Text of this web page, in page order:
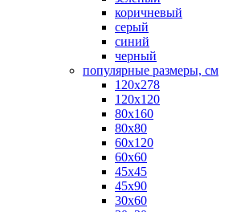
коричневый
серый
синий
черный
популярные размеры, см
120х278
120х120
80х160
80х80
60х120
60х60
45х45
45х90
30х60